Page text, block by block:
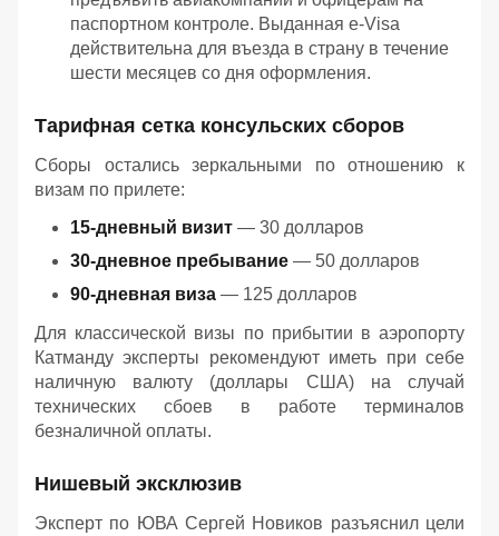
паспортном контроле. Выданная e-Visa
действительна для въезда в страну в течение
шести месяцев со дня оформления.
Тарифная сетка консульских сборов
Сборы остались зеркальными по отношению к
визам по прилете:
15-дневный визит — 30 долларов
30-дневное пребывание — 50 долларов
90-дневная виза — 125 долларов
Для классической визы по прибытии в аэропорту
Катманду эксперты рекомендуют иметь при себе
наличную валюту (доллары США) на случай
технических сбоев в работе терминалов
безналичной оплаты.
Нишевый эксклюзив
Эксперт по ЮВА Сергей Новиков разъяснил цели